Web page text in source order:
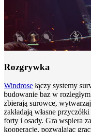
Rozgrywka
Windrose łączy systemy
budowanie baz w
zbierają surowce,
zakładają własne
forty i osady. Gra wspiera
kooperację, pozwalając